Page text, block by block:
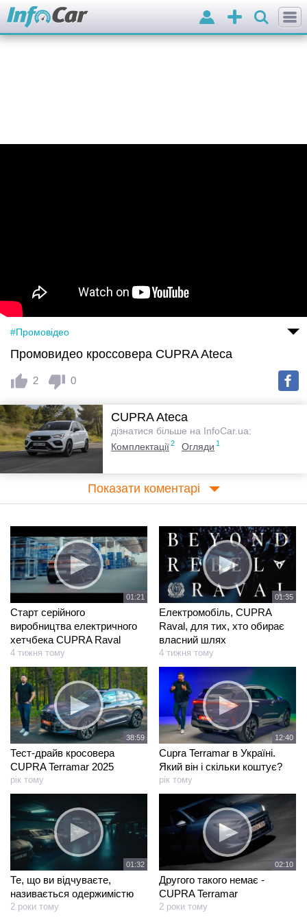
Додати
оголошення
Вхід
#Промовідео
Промовидео кроссовера СUPRA Ateca
2 0
CUPRA Ateca
дізнатися більше на InfoCar.ua:
Комплектації2 Огляди 1
Показати коментарі
01:21
Старт серійного
виробництва електричного
хетчбека CUPRA Raval
4 тижня тому
01:35
Електромобіль, CUPRA
Raval, для тих, хто обирає
власний шлях
4 тижня тому
38:59
Тест-драйв кросовера
CUPRA Terramar 2025
рік тому
12:40
Cupra Terramar в Україні.
Який він і скільки коштує?
рік тому
01:32
Те, що ви відчуваєте,
називається одержимістю
2 роки тому
02:10
Другого такого немає -
CUPRA Terramar
2 роки тому